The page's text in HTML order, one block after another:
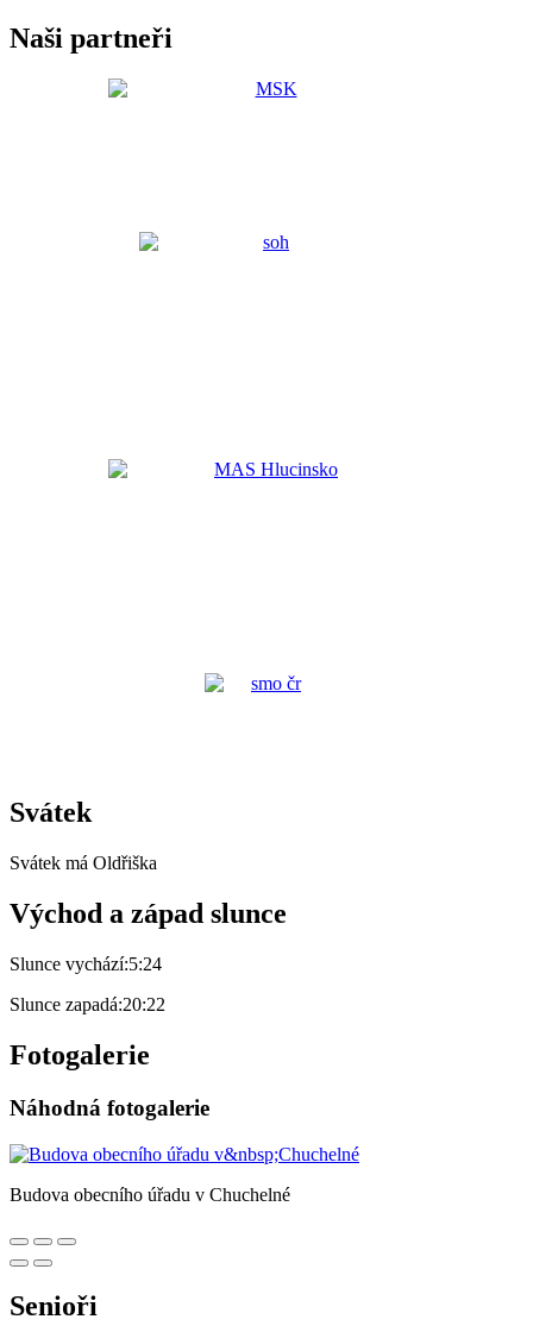
Naši partneři
Svátek
Svátek má Oldřiška
Východ a západ slunce
Slunce vychází:5:24
Slunce zapadá:20:22
Fotogalerie
Náhodná fotogalerie
Budova obecního úřadu v Chuchelné
Senioři